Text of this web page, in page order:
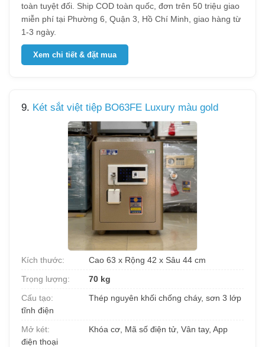
toàn tuyệt đối. Ship COD toàn quốc, đơn trên 50 triệu giao
miễn phí tại Phường 6, Quận 3, Hồ Chí Minh, giao hàng từ
1-3 ngày.
Xem chi tiết & đặt mua
9. Két sắt việt tiệp BO63FE Luxury màu gold
Kích thước:
Cao 63 x Rộng 42 x Sâu 44 cm
Trọng lượng:
70 kg
Cấu tạo:
Thép nguyên khối chống cháy, sơn 3 lớp
tĩnh điện
Mở két:
Khóa cơ, Mã số điện tử, Vân tay, App
điện thoại